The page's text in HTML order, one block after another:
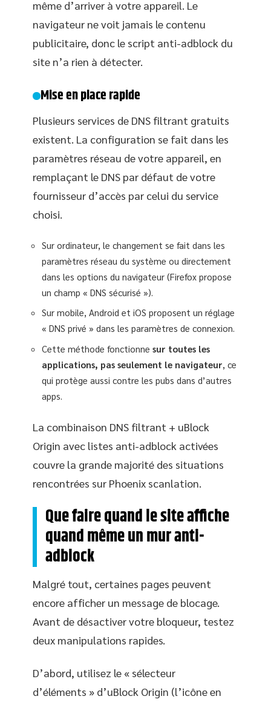
même d’arriver à votre appareil. Le
navigateur ne voit jamais le contenu
publicitaire, donc le script anti-adblock du
site n’a rien à détecter.
Mise en place rapide
Plusieurs services de DNS filtrant gratuits
existent. La configuration se fait dans les
paramètres réseau de votre appareil, en
remplaçant le DNS par défaut de votre
fournisseur d’accès par celui du service
choisi.
Sur ordinateur, le changement se fait dans les
paramètres réseau du système ou directement
dans les options du navigateur (Firefox propose
un champ « DNS sécurisé »).
Sur mobile, Android et iOS proposent un réglage
« DNS privé » dans les paramètres de connexion.
Cette méthode fonctionne sur toutes les
applications, pas seulement le navigateur, ce
qui protège aussi contre les pubs dans d’autres
apps.
La combinaison DNS filtrant + uBlock
Origin avec listes anti-adblock activées
couvre la grande majorité des situations
rencontrées sur Phoenix scanlation.
Que faire quand le site affiche
quand même un mur anti-
adblock
Malgré tout, certaines pages peuvent
encore afficher un message de blocage.
Avant de désactiver votre bloqueur, testez
deux manipulations rapides.
D’abord, utilisez le « sélecteur
d’éléments » d’uBlock Origin (l’icône en